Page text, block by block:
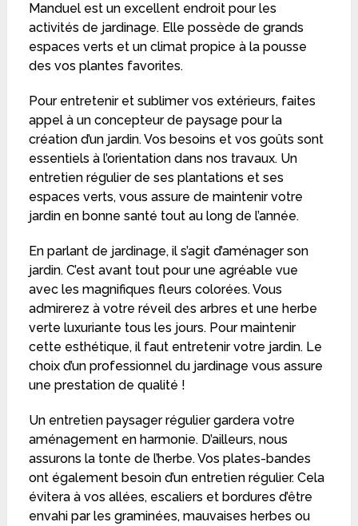
Manduel est un excellent endroit pour les
activités de jardinage. Elle possède de grands
espaces verts et un climat propice à la pousse
des vos plantes favorites.
Pour entretenir et sublimer vos extérieurs, faites
appel à un concepteur de paysage pour la
création d’un jardin. Vos besoins et vos goûts sont
essentiels à l’orientation dans nos travaux. Un
entretien régulier de ses plantations et ses
espaces verts, vous assure de maintenir votre
jardin en bonne santé tout au long de l’année.
En parlant de jardinage, il s’agit d’aménager son
jardin. C’est avant tout pour une agréable vue
avec les magnifiques fleurs colorées. Vous
admirerez à votre réveil des arbres et une herbe
verte luxuriante tous les jours. Pour maintenir
cette esthétique, il faut entretenir votre jardin. Le
choix d’un professionnel du jardinage vous assure
une prestation de qualité !
Un entretien paysager régulier gardera votre
aménagement en harmonie. D’ailleurs, nous
assurons la tonte de l’herbe. Vos plates-bandes
ont également besoin d’un entretien régulier. Cela
évitera à vos allées, escaliers et bordures d’être
envahi par les graminées, mauvaises herbes ou